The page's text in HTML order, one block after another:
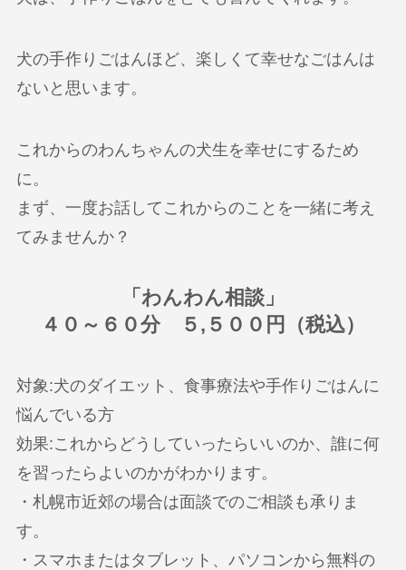
犬の手作りごはんほど、楽しくて幸せなごはんは
ないと思います。
これからのわんちゃんの犬生を幸せにするため
に。
まず、一度お話してこれからのことを一緒に考え
てみませんか？
「わんわん相談」
４０～６０分 ５,５００円（税込）
対象:犬のダイエット、食事療法や手作りごはんに
悩んでいる方
効果:これからどうしていったらいいのか、誰に何
を習ったらよいのかがわかります。
・札幌市近郊の場合は面談でのご相談も承りま
す。
・スマホまたはタブレット、パソコンから無料の